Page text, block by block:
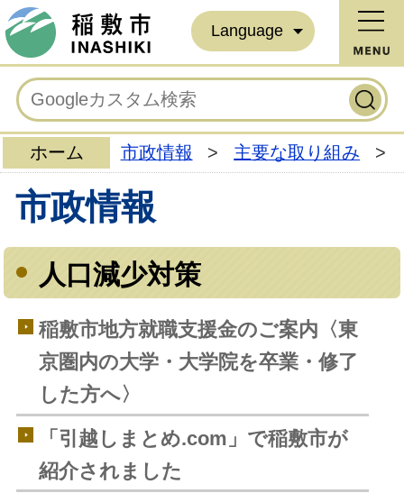
Language
ホーム 市政情報 > 主要な取り組み >
市政情報
人口減少対策
稲敷市地方就職支援金のご案内〈東
京圏内の大学・大学院を卒業・修了
した方へ〉
「引越しまとめ.com」で稲敷市が
紹介されました